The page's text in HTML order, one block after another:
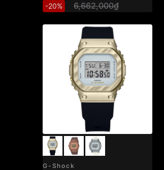
-20% 6,662,000₫
G-Shock